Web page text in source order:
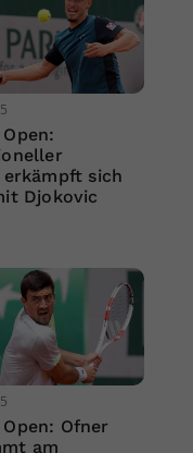
erkämpft sich
Djokovic
Ofner
am